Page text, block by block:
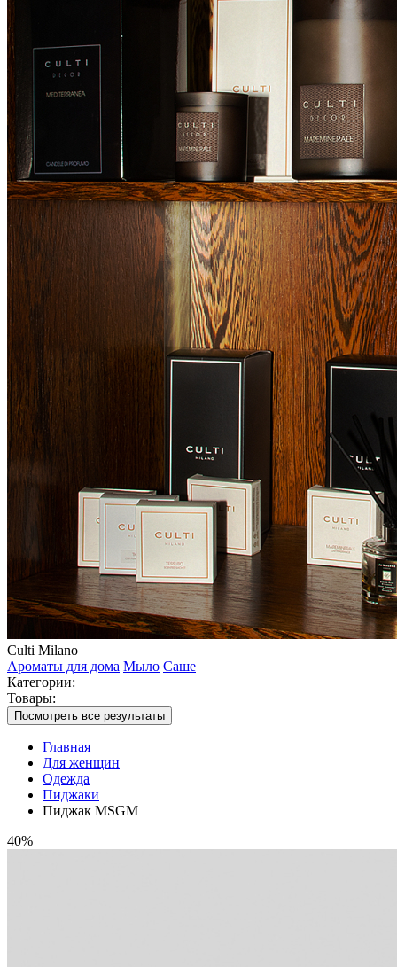
Culti Milano
Ароматы для дома Мыло Саше
Категории:
Товары:
Посмотреть все результаты
Главная
Для женщин
Одежда
Пиджаки
Пиджак MSGM
40%